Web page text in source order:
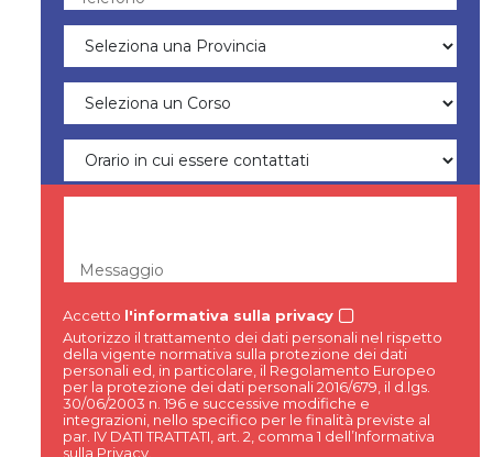
Messaggio
Accetto l'informativa sulla privacy
Autorizzo il trattamento dei dati personali nel rispetto
della vigente normativa sulla protezione dei dati
personali ed, in particolare, il Regolamento Europeo
per la protezione dei dati personali 2016/679, il d.lgs.
30/06/2003 n. 196 e successive modifiche e
integrazioni, nello specifico per le finalità previste al
par. IV DATI TRATTATI, art. 2, comma 1 dell’Informativa
sulla Privacy.